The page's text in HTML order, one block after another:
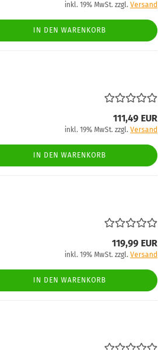
inkl. 19% MwSt. zzgl. Versand
IN DEN WARENKORB
111,49 EUR
inkl. 19% MwSt. zzgl. Versand
IN DEN WARENKORB
119,99 EUR
inkl. 19% MwSt. zzgl. Versand
IN DEN WARENKORB